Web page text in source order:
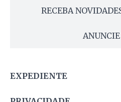
RECEBA
EXPEDIENTE